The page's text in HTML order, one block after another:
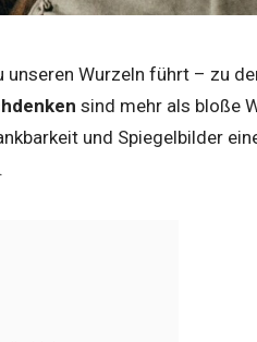
Wurzeln führt – zu
sind mehr als bloße
und Spiegelbilder